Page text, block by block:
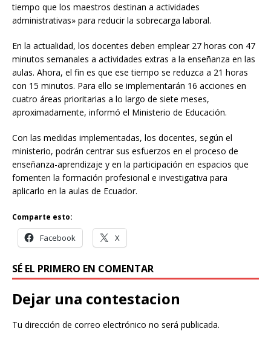
tiempo que los maestros destinan a actividades
administrativas» para reducir la sobrecarga laboral.
En la actualidad, los docentes deben emplear 27 horas con 47
minutos semanales a actividades extras a la enseñanza en las
aulas. Ahora, el fin es que ese tiempo se reduzca a 21 horas
con 15 minutos. Para ello se implementarán 16 acciones en
cuatro áreas prioritarias a lo largo de siete meses,
aproximadamente, informó el Ministerio de Educación.
Con las medidas implementadas, los docentes, según el
ministerio, podrán centrar sus esfuerzos en el proceso de
enseñanza-aprendizaje y en la participación en espacios que
fomenten la formación profesional e investigativa para
aplicarlo en la aulas de Ecuador.
Comparte esto:
Facebook X
SÉ EL PRIMERO EN COMENTAR
Dejar una contestacion
Tu dirección de correo electrónico no será publicada.